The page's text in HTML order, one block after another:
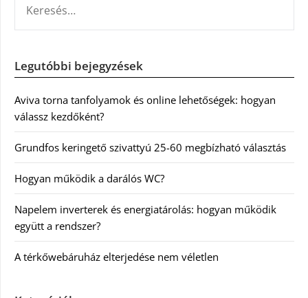
Legutóbbi bejegyzések
Aviva torna tanfolyamok és online lehetőségek: hogyan
válassz kezdőként?
Grundfos keringető szivattyú 25-60 megbízható választás
Hogyan működik a darálós WC?
Napelem inverterek és energiatárolás: hogyan működik
együtt a rendszer?
A térkőwebáruház elterjedése nem véletlen